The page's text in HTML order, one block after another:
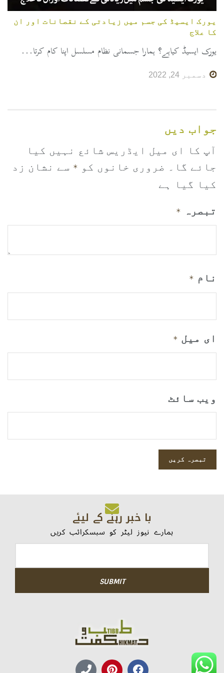
یورک ایسیڈ کی جسم میں زیادتی کے نقصانات اور ان
کا علاج
یورک ایسیڈ کیاہے؟ ہمارا جسمانی نظام مسلسل اپنا کام کرتا...
دسمبر 24, 2022
جواب دیں
آپ کا ای میل ایڈریس شائع نہیں کیا
جائے گا۔ ضروری خانوں کو * سے نشان زد
کیا گیا ہے
تبصرہ
*
نام *
ای میل *
ویب‌ سائٹ
با خبر رہنے کے لیئے
ہمارے نیوز لیٹر کو سبسکرائب کریں